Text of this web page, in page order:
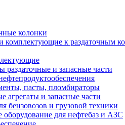
колонки
комплектующие к раздаточным
раздаточные и запасные части
пасты, пломбираторы
агрегаты и запасные части
бензовозов и грузовой техники
оборудование для нефтебаз и АЗС